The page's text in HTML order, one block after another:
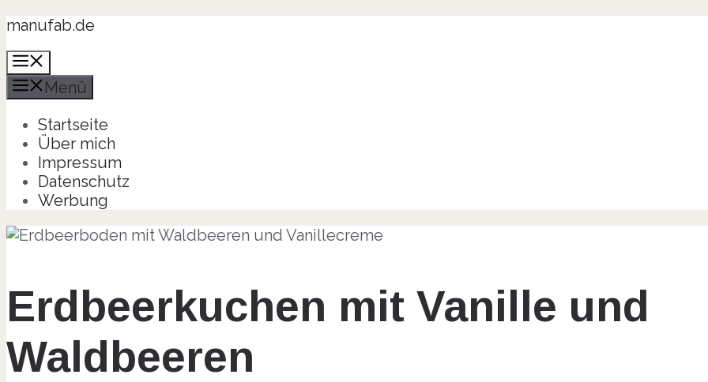
Zum
springen
manufab.de
Menü
Startseite
Über mich
Impressum
Datenschutz
Werbung
Erdbeerkuchen mit Vanille und
Waldbeeren